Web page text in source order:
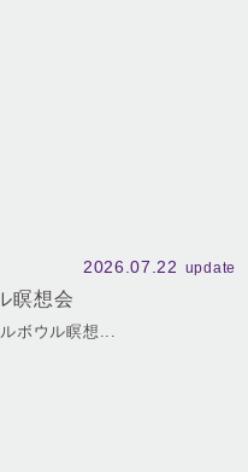
2026.07.22 update
瞑想会
ボウル瞑想...